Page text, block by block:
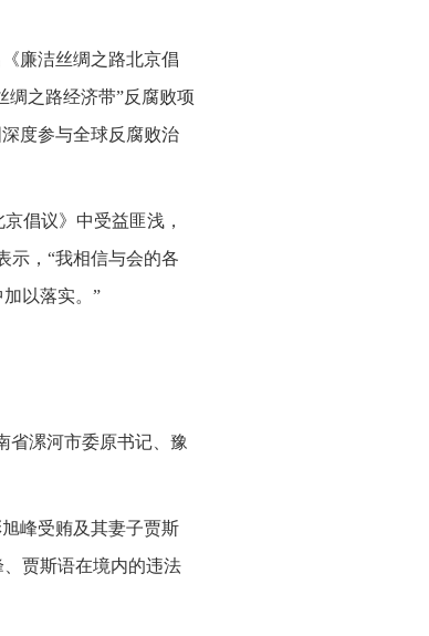
廉洁丝绸之路北京倡
绸之路经济带”反腐败项
度参与全球反腐败治
倡议》中受益匪浅，
示，“我相信与会的各
以落实。”
省漯河市委原书记、豫
峰受贿及其妻子贾斯
贾斯语在境内的违法